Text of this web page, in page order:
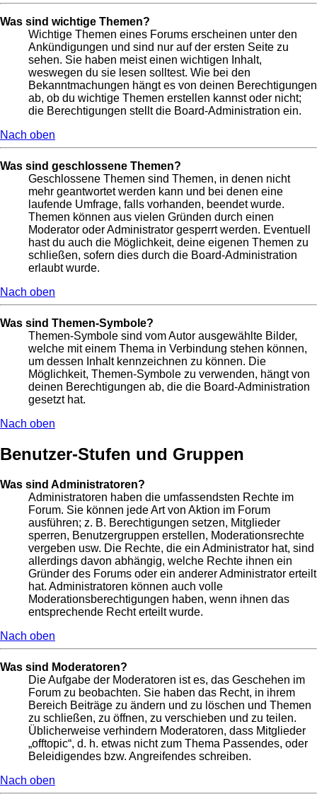
Was sind wichtige Themen?
Wichtige Themen eines Forums erscheinen unter den
Ankündigungen und sind nur auf der ersten Seite zu
sehen. Sie haben meist einen wichtigen Inhalt,
weswegen du sie lesen solltest. Wie bei den
Bekanntmachungen hängt es von deinen Berechtigungen
ab, ob du wichtige Themen erstellen kannst oder nicht;
die Berechtigungen stellt die Board-Administration ein.
Nach oben
Was sind geschlossene Themen?
Geschlossene Themen sind Themen, in denen nicht
mehr geantwortet werden kann und bei denen eine
laufende Umfrage, falls vorhanden, beendet wurde.
Themen können aus vielen Gründen durch einen
Moderator oder Administrator gesperrt werden. Eventuell
hast du auch die Möglichkeit, deine eigenen Themen zu
schließen, sofern dies durch die Board-Administration
erlaubt wurde.
Nach oben
Was sind Themen-Symbole?
Themen-Symbole sind vom Autor ausgewählte Bilder,
welche mit einem Thema in Verbindung stehen können,
um dessen Inhalt kennzeichnen zu können. Die
Möglichkeit, Themen-Symbole zu verwenden, hängt von
deinen Berechtigungen ab, die die Board-Administration
gesetzt hat.
Nach oben
Benutzer-Stufen und Gruppen
Was sind Administratoren?
Administratoren haben die umfassendsten Rechte im
Forum. Sie können jede Art von Aktion im Forum
ausführen; z. B. Berechtigungen setzen, Mitglieder
sperren, Benutzergruppen erstellen, Moderationsrechte
vergeben usw. Die Rechte, die ein Administrator hat, sind
allerdings davon abhängig, welche Rechte ihnen ein
Gründer des Forums oder ein anderer Administrator erteilt
hat. Administratoren können auch volle
Moderationsberechtigungen haben, wenn ihnen das
entsprechende Recht erteilt wurde.
Nach oben
Was sind Moderatoren?
Die Aufgabe der Moderatoren ist es, das Geschehen im
Forum zu beobachten. Sie haben das Recht, in ihrem
Bereich Beiträge zu ändern und zu löschen und Themen
zu schließen, zu öffnen, zu verschieben und zu teilen.
Üblicherweise verhindern Moderatoren, dass Mitglieder
„offtopic“, d. h. etwas nicht zum Thema Passendes, oder
Beleidigendes bzw. Angreifendes schreiben.
Nach oben